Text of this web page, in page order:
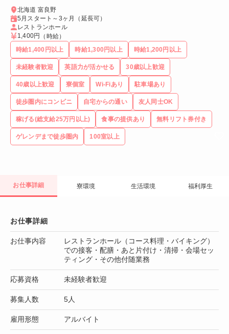
北海道 富良野
5月スタート～3ヶ月（延長可）
レストランホール
1,400円
（時給）
時給1,400円以上
時給1,300円以上 時給1,200円以上
未経験者歓迎 英語力が活かせる 30歳以上歓迎
40歳以上歓迎 寮個室 Wi-Fiあり 駐車場あり
徒歩圏内にコンビニ 自宅からの通い 友人同士OK
稼げる(総支給25万円以上) 食事の提供あり 無料リフト券付き
ゲレンデまで徒歩圏内 100室以上
お仕事詳細 寮環境 生活環境 福利厚生
お仕事詳細
お仕事内容
レストランホール（コース料理・バイキング）
での接客・配膳・あと片付け・清掃・会場セッ
ティング・その他付随業務
応募資格 未経験者歓迎
募集人数 5人
雇用形態 アルバイト